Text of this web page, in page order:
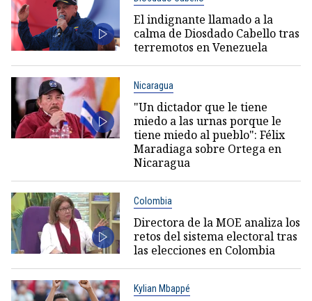
El indignante llamado a la
calma de Diosdado Cabello tras
terremotos en Venezuela
Nicaragua
"Un dictador que le tiene
miedo a las urnas porque le
tiene miedo al pueblo": Félix
Maradiaga sobre Ortega en
Nicaragua
Colombia
Directora de la MOE analiza los
retos del sistema electoral tras
las elecciones en Colombia
Kylian Mbappé